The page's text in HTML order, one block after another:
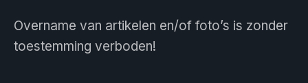
Overname van artikelen en/of foto’s is zonder
toestemming verboden!